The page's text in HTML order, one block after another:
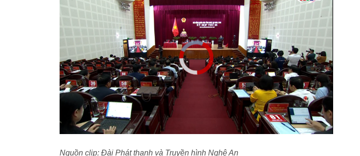
Nguồn clip: Đài Phát thanh và Truyền hình Nghệ An